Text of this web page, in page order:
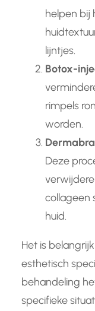
helpen bij
lijntjes.
Botox-
rimpels
worden.
Deze
collageen
huid.
Het is
esthetisch
behandeling
specifieke